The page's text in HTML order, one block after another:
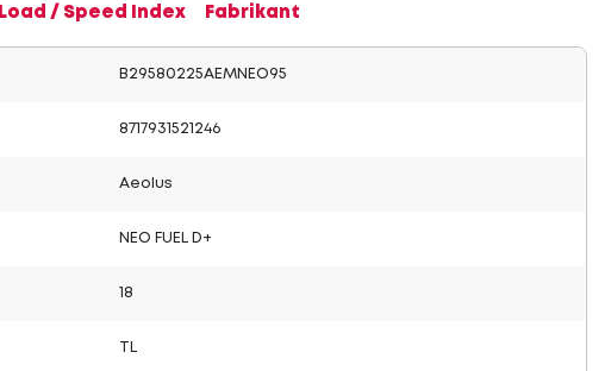
Load / Speed Index Fabrikant
B29580225AEMNEO95
8717931521246
Aeolus
NEO FUEL D+
18